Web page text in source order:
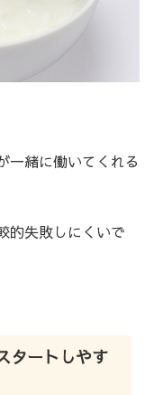
一緒に働いてくれる
的失敗しにくいで
タートしやす